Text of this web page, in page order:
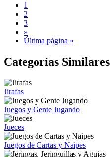
1
2
3
»
Última página »
Categorías Similares
Jirafas
Juegos y Gente Jugando
Jueces
Juegos de Cartas y Naipes